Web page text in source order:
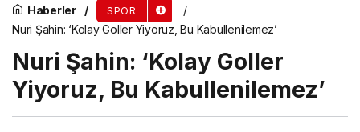
Haberler SPOR
Nuri Şahin: ‘Kolay Goller Yiyoruz, Bu Kabullenilemez’
Nuri Şahin: ‘Kolay Goller
Yiyoruz, Bu Kabullenilemez’